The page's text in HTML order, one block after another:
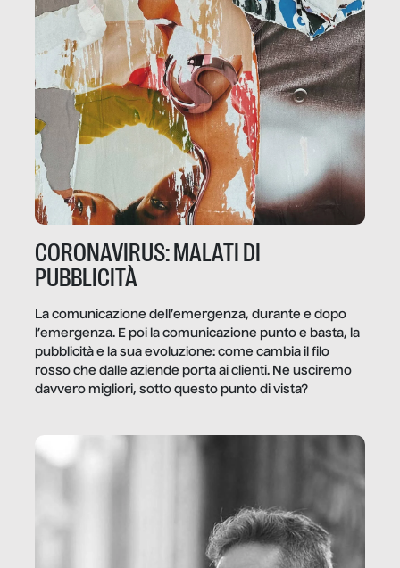
CORONAVIRUS: MALATI DI
PUBBLICITÀ
La comunicazione dell’emergenza, durante e dopo
l’emergenza. E poi la comunicazione punto e basta, la
pubblicità e la sua evoluzione: come cambia il filo
rosso che dalle aziende porta ai clienti. Ne usciremo
davvero migliori, sotto questo punto di vista?